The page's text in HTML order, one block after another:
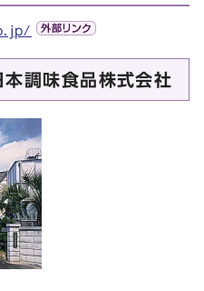
調味食品株式会社